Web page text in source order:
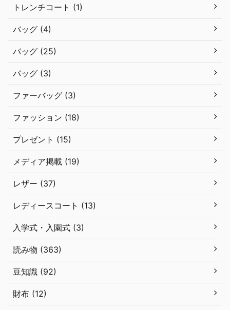
トレンチコート (1)
バッグ (4)
バッグ (25)
バッグ (3)
ファーバッグ (3)
ファッション (18)
プレゼント (15)
メディア掲載 (19)
レザー (37)
レディースコート (13)
入学式・入園式 (3)
読み物 (363)
豆知識 (92)
財布 (12)